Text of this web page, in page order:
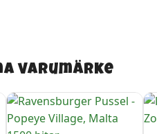
varumärke